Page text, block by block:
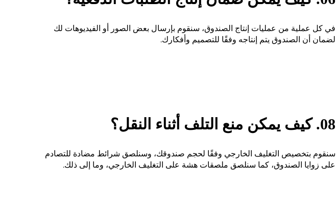
في كل عملية من عمليات إنتاج الصندوق، سنقوم بإرسال بعض الصور أو الفيديوهات لك
لضمان أن الصندوق يتم إنتاجه وفقًا للتصميم وأفكارك.
08. كيف يمكن منع التلف أثناء النقل؟
سنقوم بتخصيص التغليف الخارجي وفقًا لحجم صندوقك، وسنلصق شرائط مضادة للتصادم
على زوايا الصندوق، كما سنلصق ملصقات هشة على التغليف الخارجي، وما إلى ذلك.